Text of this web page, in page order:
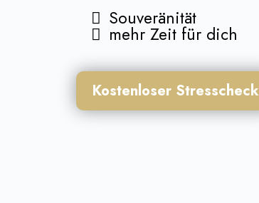
Souveränität
mehr Zeit für dich
Kostenloser Stresscheck